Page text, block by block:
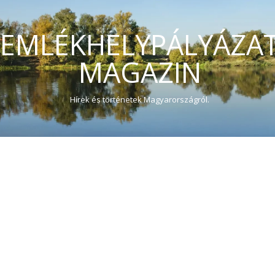
MAGAZIN
Hírek és történetek Magyarországról.